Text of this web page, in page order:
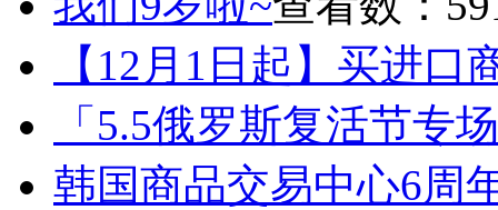
【12月1日起】买进口
「5.5俄罗斯复活节专
韩国商品交易中心6周